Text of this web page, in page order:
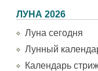
ЛУНА 2026
Луна сегодня
Лунный
Календарь